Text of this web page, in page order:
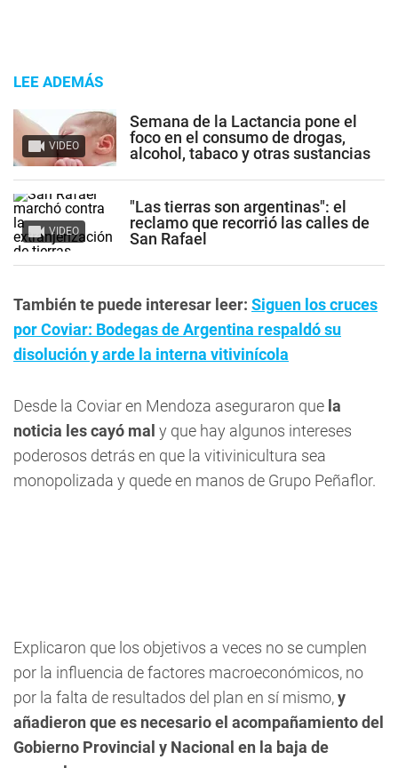
LEE ADEMÁS
VIDEO
Semana de la Lactancia pone el
foco en el consumo de drogas,
alcohol, tabaco y otras sustancias
VIDEO
"Las tierras son argentinas": el
reclamo que recorrió las calles de
San Rafael
También te puede interesar leer: Siguen los cruces
por Coviar: Bodegas de Argentina respaldó su
disolución y arde la interna vitivinícola
Desde la Coviar en Mendoza aseguraron que la
noticia les cayó mal y que hay algunos intereses
poderosos detrás en que la vitivinicultura sea
monopolizada y quede en manos de Grupo Peñaflor.
Explicaron que los objetivos a veces no se cumplen
por la influencia de factores macroeconómicos, no
por la falta de resultados del plan en sí mismo,y
añadieron que es necesario el acompañamiento del
Gobierno Provincial y Nacional en la baja de